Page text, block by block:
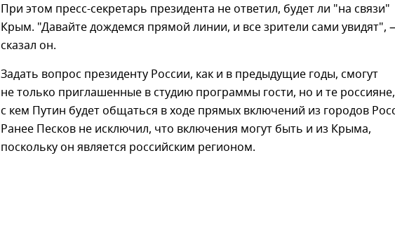
При этом пресс-секретарь президента не ответил, будет ли "на связи"
Крым. "Давайте дождемся прямой линии, и все зрители сами увидят",
сказал он.
Задать вопрос президенту России, как и в предыдущие годы, смогут
не только приглашенные в студию программы гости, но и те россияне,
с кем Путин будет общаться в ходе прямых включений из городов
Ранее Песков не исключил, что включения могут быть и из Крыма,
поскольку он является российским регионом.